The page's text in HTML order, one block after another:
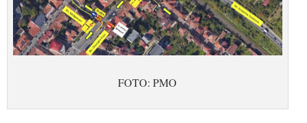
FOTO: PMO